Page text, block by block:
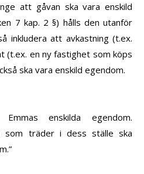
att gåvan ska vara enskild
7 kap. 2 §) hålls den utanför
inkludera att avkastning (t.ex.
(t.ex. en ny fastighet som köps
ska vara enskild egendom.
enskilda egendom.
som träder i dess ställe ska